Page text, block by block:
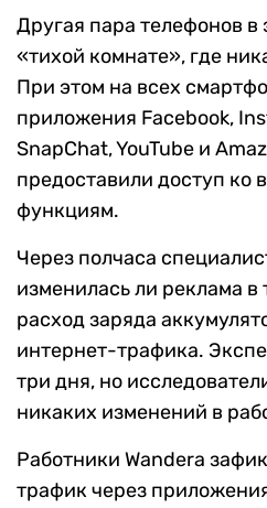
Другая пара телефонов в
«тихой комнате», где
При этом на всех
приложения Facebook,
SnapChat, YouTube и
предоставили доступ ко
функциям.
Через полчаса
изменилась ли реклама в
расход заряда
интернет-трафика.
три дня, но
никаких изменений в
Работники Wandera
трафик через